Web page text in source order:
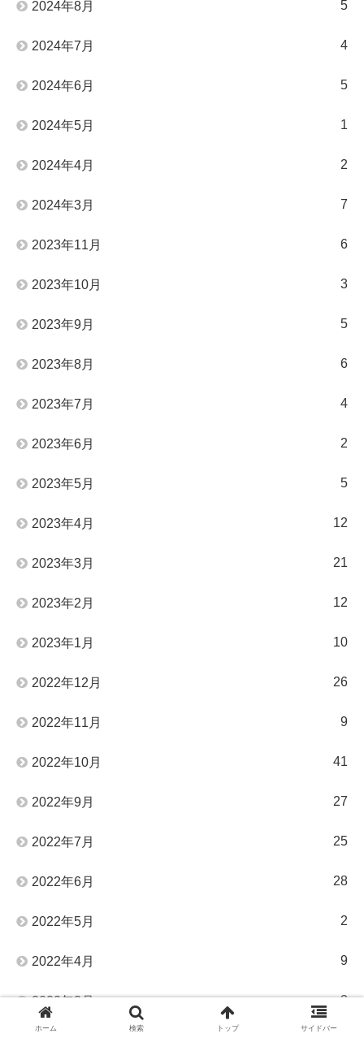
2024年8月 5
2024年7月 4
2024年6月 5
2024年5月 1
2024年4月 2
2024年3月 7
2023年11月 6
2023年10月 3
2023年9月 5
2023年8月 6
2023年7月 4
2023年6月 2
2023年5月 5
2023年4月 12
2023年3月 21
2023年2月 12
2023年1月 10
2022年12月 26
2022年11月 9
2022年10月 41
2022年9月 27
2022年7月 25
2022年6月 28
2022年5月 2
2022年4月 9
2022年3月 2
ホーム 検索 トップ サイドバー